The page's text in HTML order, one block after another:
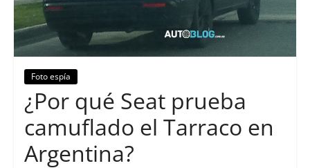
Foto espía
¿Por qué Seat prueba
camuflado el Tarraco en
Argentina?